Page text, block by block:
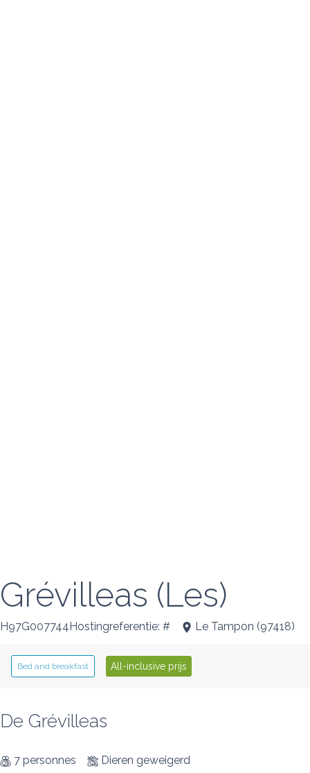
Grévilleas (Les)
H97G007744Hostingreferentie: # Le Tampon (97418)
Bed and breakfast All-inclusive prijs
De Grévilleas
7 personnes Dieren geweigerd